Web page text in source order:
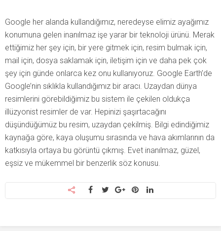
Google her alanda kullandığımız, neredeyse elimiz ayağımız
konumuna gelen inanılmaz işe yarar bir teknoloji ürünü. Merak
ettiğimiz her şey için, bir yere gitmek için, resim bulmak için,
mail için, dosya saklamak için, iletişim için ve daha pek çok
şey için günde onlarca kez onu kullanıyoruz. Google Earth’de
Google’nin sıklıkla kullandığımız bir aracı. Uzaydan dünya
resimlerini görebildiğimiz bu sistem ile çekilen oldukça
illüzyonist resimler de var. Hepinizi şaşırtacağını
düşündüğümüz bu resim, uzaydan çekilmiş. Bilgi edindiğimiz
kaynağa göre, kaya oluşumu sırasında ve hava akımlarının da
katkısıyla ortaya bu görüntü çıkmış. Evet inanılmaz, güzel,
eşsiz ve mükemmel bir benzerlik söz konusu.